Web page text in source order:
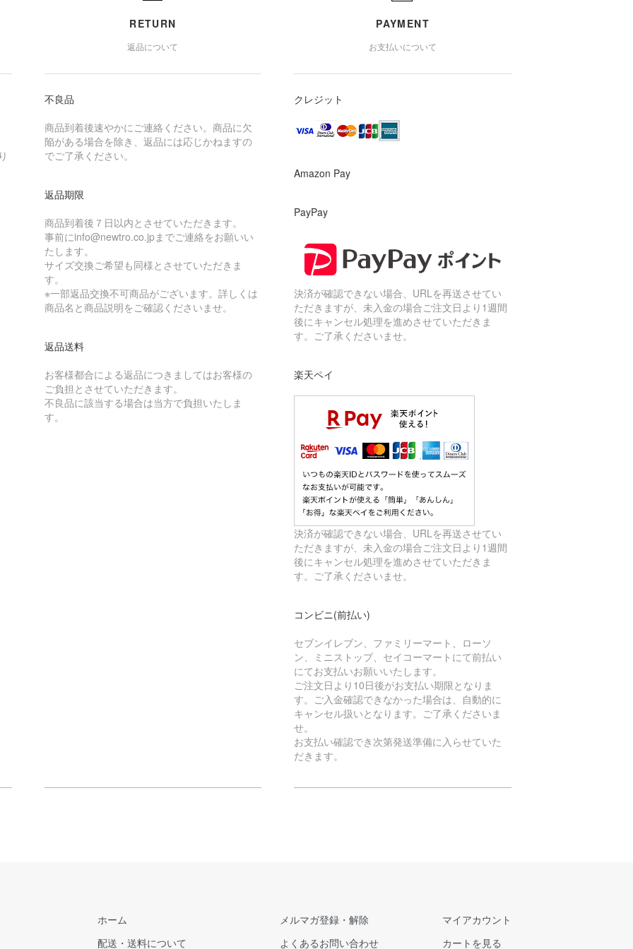
RETURN
返品について
不良品
商品到着後速やかにご連絡ください。商品に欠
陥がある場合を除き、返品には応じかねますの
でご了承ください。
返品期限
商品到着後７日以内とさせていただきます。
事前にinfo@newtro.co.jpまでご連絡をお願いい
たします。
サイズ交換ご希望も同様とさせていただきま
す。
※一部返品交換不可商品がございます。詳しくは
商品名と商品説明をご確認くださいませ。
返品送料
お客様都合による返品につきましてはお客様の
ご負担とさせていただきます。
不良品に該当する場合は当方で負担いたしま
す。
PAYMENT
お支払いについて
クレジット
Amazon Pay
PayPay
決済が確認できない場合、URLを再送させてい
ただきますが、未入金の場合ご注文日より1週間
後にキャンセル処理を進めさせていただきま
す。ご了承くださいませ。
楽天ペイ
決済が確認できない場合、URLを再送させてい
ただきますが、未入金の場合ご注文日より1週間
後にキャンセル処理を進めさせていただきま
す。ご了承くださいませ。
コンビニ(前払い)
セブンイレブン、ファミリーマート、ローソ
ン、ミニストップ、セイコーマートにて前払い
にてお支払いお願いいたします。
ご注文日より10日後がお支払い期限となりま
す。ご入金確認できなかった場合は、自動的に
キャンセル扱いとなります。ご了承くださいま
せ。
お支払い確認でき次第発送準備に入らせていた
だきます。
ホーム
配送・送料について
メルマガ登録・解除
よくあるお問い合わせ
マイアカウント
カートを見る